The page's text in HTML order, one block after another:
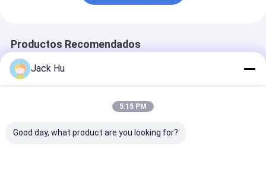
Productos Recomendados
Jack Hu
5:15 PM
Good day, what product are you looking for?